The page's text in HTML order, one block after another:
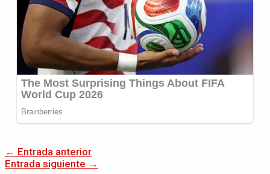
← Entrada anterior
Entrada siguiente →